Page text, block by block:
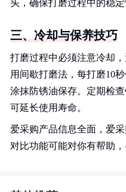
头，确保打磨过程中的稳定
三、冷却与保养技巧
打磨过程中必须注意冷却
用间歇打磨法，每打磨10
涂抹防锈油保存。定期检
可延长使用寿命。
爱采购产品信息全面，爱
对比功能可能对你有帮助